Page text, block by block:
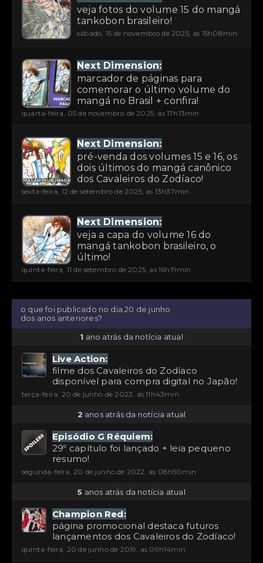
veja fotos do volume 15 do mangá
tankobon brasileiro!
sábado, 15 de novembro de 2025, as 15h08min
Next Dimension:
marcador de páginas para
comemorar o último volume do
mangá no Brasil + confira!
quarta-feira, 05 de novembro de 2025, as 17h13min
Next Dimension:
pré-venda dos volumes 15 e 16, os
dois últimos do mangá canônico
dos Cavaleiros do Zodíaco!
sexta-feira, 12 de setembro de 2025, as 13h37min
Next Dimension:
veja a capa do volume 16 do
mangá tankobon brasileiro, o
último!
quinta-feira, 11 de setembro de 2025, as 16h19min
o que foi publicado no dia 20 de junho
dos anos anteriores?
1 ano atrás da notícia atual
Live Action:
filme dos Cavaleiros do Zodíaco
disponível para compra digital no Japão!
terça-feira, 20 de junho de 2023, as 11h43min
2 anos atrás da notícia atual
Episódio G Réquiem:
29º capítulo foi lançado + leia pequeno
resumo!
segunda-feira, 20 de junho de 2022, as 08h50min
5 anos atrás da notícia atual
Champion Red:
página promocional destaca futuros
lançamentos dos Cavaleiros do Zodíaco!
quinta-feira, 20 de junho de 2019, as 09h14min